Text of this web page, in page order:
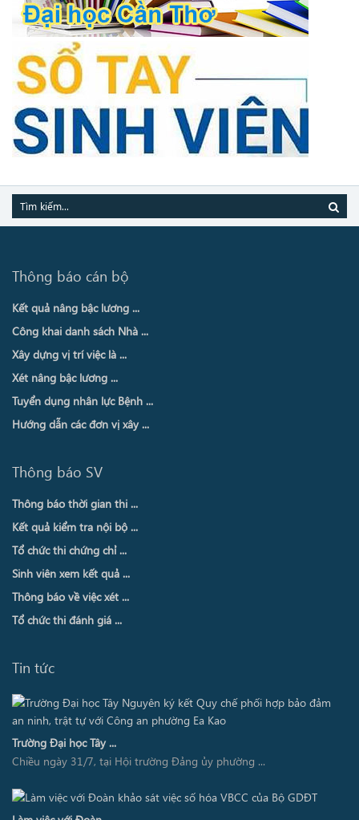
Thông báo cán bộ
Kết quả nâng bậc lương ...
Công khai danh sách Nhà ...
Xây dựng vị trí việc là ...
Xét nâng bậc lương ...
Tuyển dụng nhân lực Bệnh ...
Hướng dẫn các đơn vị xây ...
Thông báo SV
Thông báo thời gian thi ...
Kết quả kiểm tra nội bộ ...
Tổ chức thi chứng chỉ ...
Sinh viên xem kết quả ...
Thông báo về việc xét ...
Tổ chức thi đánh giá ...
Tin tức
Trường Đại học Tây ...
Chiều ngày 31/7, tại Hội trường Đảng ủy phường ...